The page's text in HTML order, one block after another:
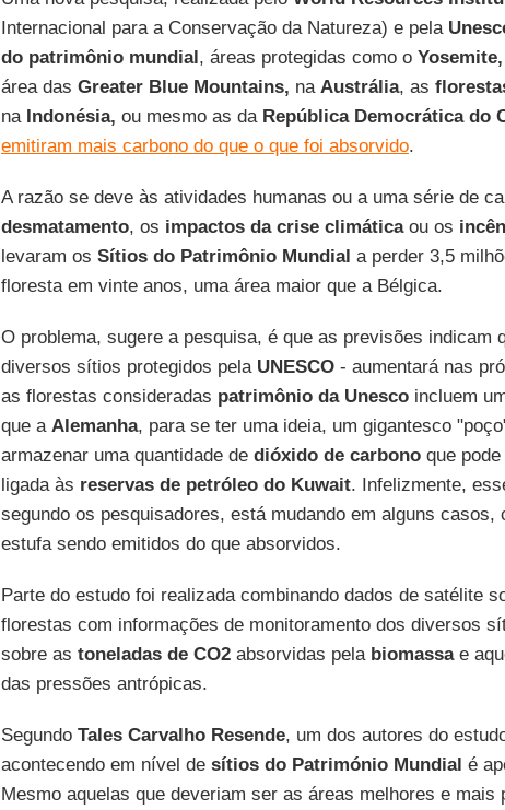
Internacional para a Conservação da Natureza) e pela
do patrimônio mundial, áreas protegidas como o Yosemite,
área das Greater Blue Mountains, na Austrália, as
na Indonésia, ou mesmo as da República Democrática do
emitiram mais carbono do que o que foi absorvido.
A razão se deve às atividades humanas ou a uma série de
desmatamento, os impactos da crise climáticaou os
levaram os Sítios do Patrimônio Mundial a perder 3,5
floresta em vinte anos, uma área maior que a Bélgica.
O problema, sugere a pesquisa, é que as previsões indicam
diversos sítios protegidos pela UNESCO- aumentará nas
as florestas consideradas patrimônio da Unescoincluem
que a Alemanha, para se ter uma ideia, um gigantesco
armazenar uma quantidade de dióxido de carbonoque pode
ligada às reservas de petróleo do Kuwait. Infelizmente,
segundo os pesquisadores, está mudando em alguns casos,
estufa sendo emitidos do que absorvidos.
Parte do estudo foi realizada combinando dados de satélite
florestas com informações de monitoramento dos diversos
sobre as toneladas de CO2absorvidas pela biomassae
das pressões antrópicas.
Segundo Tales Carvalho Resende, um dos autores do
acontecendo em nível de sítios do Património Mundial é
Mesmo aquelas que deveriam ser as áreas melhores e mais